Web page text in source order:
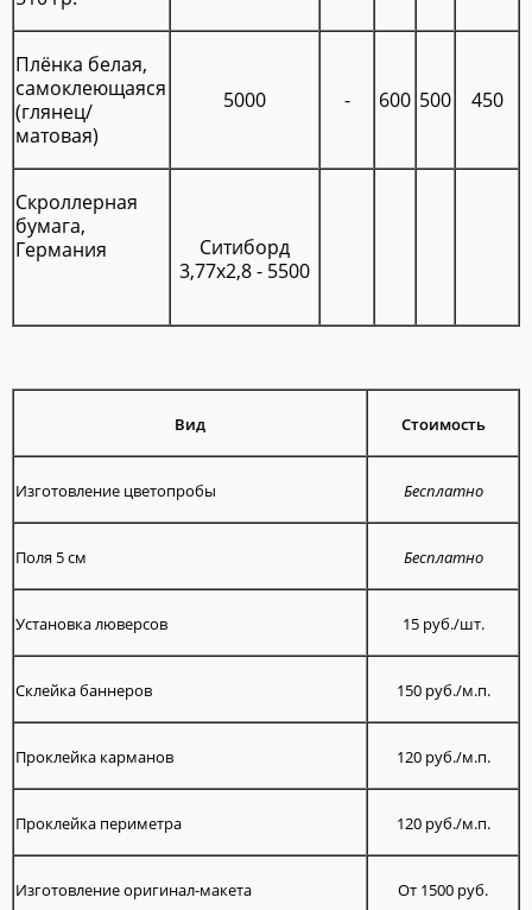
Плёнка белая,
самоклеющаяся
(глянец/
матовая)
5000 - 600 500 450
Скроллерная
бумага,
Германия
Ситиборд
3,77х2,8 - 5500
Вид Стоимость
Изготовление цветопробы Бесплатно
Поля 5 см Бесплатно
Установка люверсов 15 руб./шт.
Склейка баннеров 150 руб./м.п.
Проклейка карманов 120 руб./м.п.
Проклейка периметра 120 руб./м.п.
Изготовление оригинал-макета От 1500 руб.